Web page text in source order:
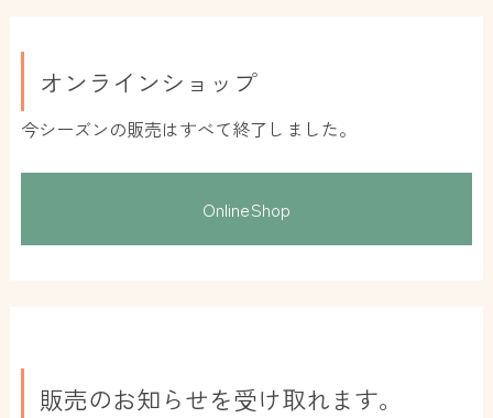
オンラインショップ
今シーズンの販売はすべて終了しました。
OnlineShop
販売のお知らせを受け取れます。